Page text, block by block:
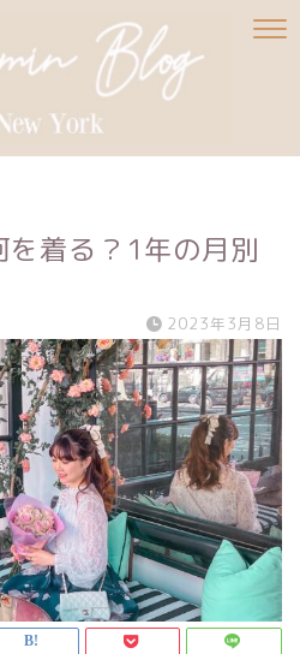
を着る？1年の月別
2023年3月8日